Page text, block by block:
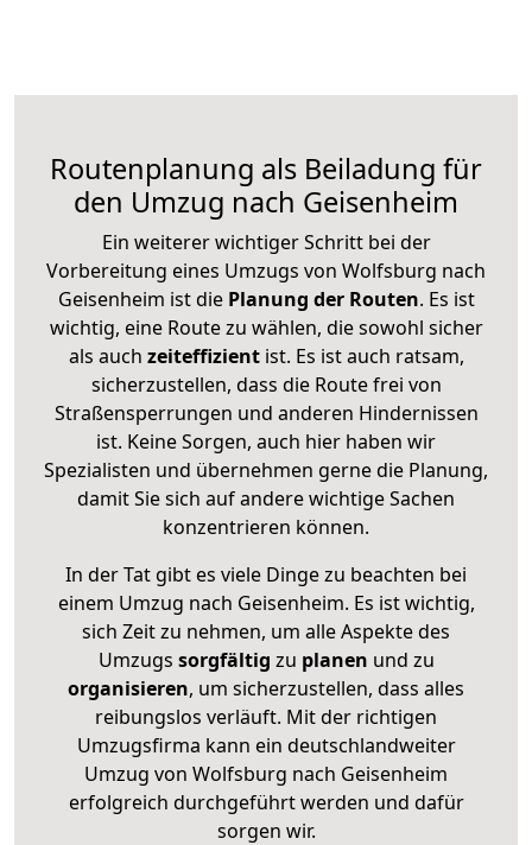
Routenplanung als Beiladung für
den Umzug nach Geisenheim
Ein weiterer wichtiger Schritt bei der
Vorbereitung eines Umzugs von Wolfsburg nach
Geisenheim ist diePlanung der Routen. Es ist
wichtig, eine Route zu wählen, die sowohl sicher
als auch zeiteffizientist. Es ist auch ratsam,
sicherzustellen, dass die Route frei von
Straßensperrungen und anderen Hindernissen
ist. Keine Sorgen, auch hier haben wir
Spezialisten und übernehmen gerne die Planung,
damit Sie sich auf andere wichtige Sachen
konzentrieren können.
In der Tat gibt es viele Dinge zu beachten bei
einem Umzug nach Geisenheim. Es ist wichtig,
sich Zeit zu nehmen, um alle Aspekte des
Umzugs sorgfältig zu planen und zu
organisieren, um sicherzustellen, dass alles
reibungslos verläuft. Mit der richtigen
Umzugsfirma kann ein deutschlandweiter
Umzug von Wolfsburg nach Geisenheim
erfolgreich durchgeführt werden und dafür
sorgen wir.